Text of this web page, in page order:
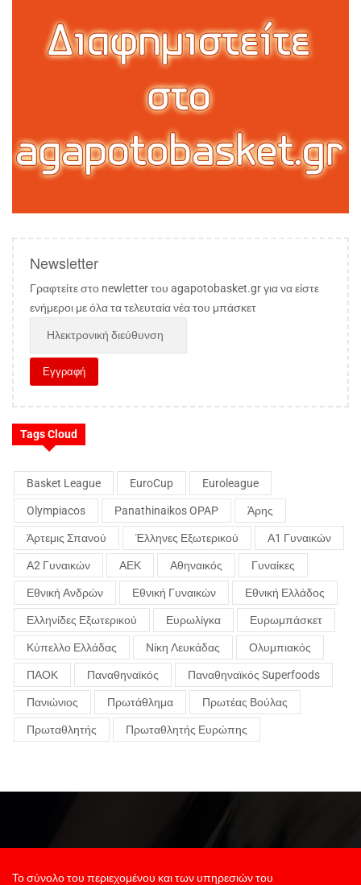
Newsletter
Γραφτείτε στο newletter του agapotobasket.gr για να είστε
ενήμεροι με όλα τα τελευταία νέα του μπάσκετ
Tags Cloud
Basket League EuroCup Euroleague
Olympiacos Panathinaikos OPAP Άρης
Άρτεμις Σπανού Έλληνες Εξωτερικού Α1 Γυναικών
Α2 Γυναικών ΑΕΚ Αθηναικός Γυναίκες
Εθνική Ανδρών Εθνική Γυναικών Εθνική Ελλάδος
Ελληνίδες Εξωτερικού Ευρωλίγκα Ευρωμπάσκετ
Κύπελλο Ελλάδας Νίκη Λευκάδας Ολυμπιακός
ΠΑΟΚ Παναθηναϊκός Παναθηναϊκός Superfoods
Πανιώνιος Πρωτάθλημα Πρωτέας Βούλας
Πρωταθλητής Πρωταθλητής Ευρώπης
Το σύνολο του περιεχομένου και των υπηρεσιών του